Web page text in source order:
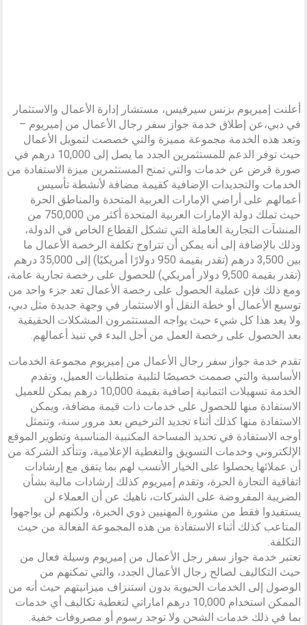
أعلنت إميريوم بزنس سيرفيس، مستشار إدارة الأعمال والاستثمار
في دبي،عن إطلاق خدمة جواز سفر رجال الأعمال من إميريوم –
وتعد هذه الخدمة مجموعة مميزة والتي خصصت لتمويل الأعمال
حيث توفر الدعم للمستثمرين الجدد ما يصل إلى 10,000 درهم في
صورة قرض عن خدمات والتي تمنح المستثمرين ميزة الاستفادة من
الخدمات والتجديدات الإضافية كقيمة مضافة لأنشطة تأسيس
أعمالهم على أراضي الإمارات العربية المتحدة والمناطق الحرة
حيث تملك دولة الإمارات العربية المتحدة أكثر من 750,000 من
المنشآت التجارية العاملة التي تشكل القطاع الخاص في الدولة،
وذلك بالإضافة إلى أنه يمكن أن تتراوح تكلفة الرخصة الأعمال ما
بين 3,500 درهم (تقدر بقيمة 950 دولارًا أمريكيًا) إلى 35,000 درهم
(تقدر بقيمة 9,500 دولار أمريكي) للحصول على رخصة تجارية عامة،
ومع ذلك فإن عملية الحصول على رخصة الأعمال تعد جزء واحد من
توسيع الأعمال أو خطة النقل أو الاستثمار في وجهة جديدة مثل دبي،
ولا يعد هذا كل شيء حيث يواجه المستثمرون المشكلات الحقيقية
بعد الحصول على رخصة العمل من أجل البدء في تنيذ أعمالهم.
تقدم خدمة جواز سفر رجال الأعمال من إميريوم مجموعة الخدمات
الأساسية والتي صممت خصيصًا لتلبية متطلبات العميل، وتقدم
الخدمة تسهيلات ائتمانية إضافية بقيمة 10,000 درهم يمكن للعميل
الاستفادة منها للحصول على خدمات ذات قيمة مضافة، ويمكن
الاستفادة منها كذلك أثناء تجديد الترخيص بعد مرور سنة، وتتمثل
أوجه الاستفادة في تحديد المساحة المكتبية المناسبة وتطوير الموقع
الإلكتروني وخدمات التسويق والتغطية الإعلامية، وتتأكد الشركة من
أن عملائها يحصلوا على الخيار الأنسب لهم بما يتفق مع إرشادات
اتفاقية التجارة الحرة، وتقدم إميريوم كذلك إرشادات مالية بشأن
الضريبة المفروضة على الشركات، ناهيك عن أن العملاء لن
يستفيدوا فقط من مشورة المهنيين ذوي الخبرة، ولكنهم لن يواجهوا
المتاعب كذلك أثناء الاستفادة من هذه المجموعة الفعالة من حيث
التكلفة.
تعتبر خدمة جواز سفر رجل الأعمال من إميريوم وسيلة فعال من
حيث التكاليف لصالح رجال الأعمال الجدد، والتي تمكنهم من
الوصول إلى الخدمات الحيوية بدون استنزاف ميزانيتهم حيث أنه من
الممكن استخدام 10,000 درهم اماراتي لتغطية تكاليف أي خدمات
بما في ذلك خدمات الشحن ولا توجد رسوم أو مصروفات خفية.